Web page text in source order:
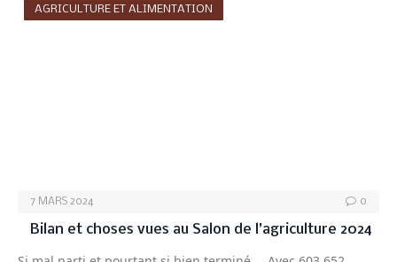
AGRICULTURE ET ALIMENTATION
7 MARS 2024 0
Bilan et choses vues au Salon de l’agriculture 2024